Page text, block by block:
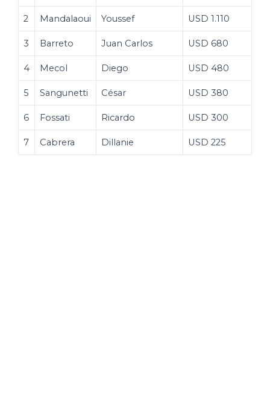
2 Mandalaoui Youssef USD 1.110
3 Barreto Juan Carlos USD 680
4 Mecol Diego USD 480
5 Sangunetti César USD 380
6 Fossati Ricardo USD 300
7 Cabrera Dillanie USD 225